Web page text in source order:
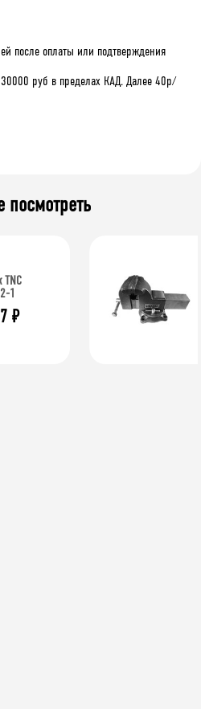
после оплаты или подтверждения
30000 руб в пределах КАД. Далее 40р/
TNC
1
₽